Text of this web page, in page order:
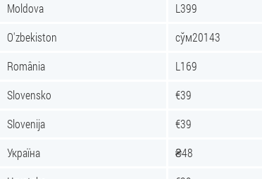
Moldova
L399
O'zbekiston
сўм20143
România
L169
Slovensko
€39
Slovenija
€39
Україна
₴48